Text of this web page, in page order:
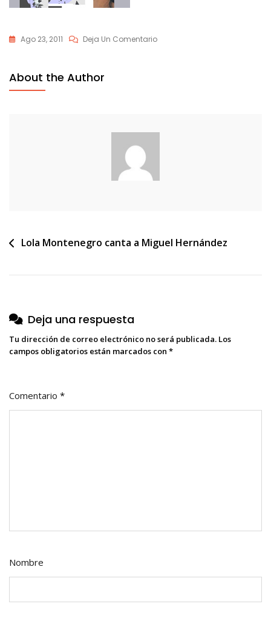
Ago 23, 2011 Deja Un ComentarioEn
About the Author
Navegación
entradas
Lola Montenegro canta a Miguel Hernández
Deja una respuesta
Tu dirección de correo electrónico no será publicada. Los
campos obligatorios están marcados con *
Comentario *
Nombre